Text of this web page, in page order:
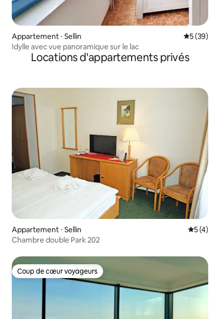
Appartement ⋅ Sellin
5 (39)
Idylle avec vue panoramique sur le lac
Locations d'appartements privés
Appartement ⋅ Sellin
5 (4)
Chambre double Park 202
Coup de cœur voyageurs
Coup de cœur voyageurs